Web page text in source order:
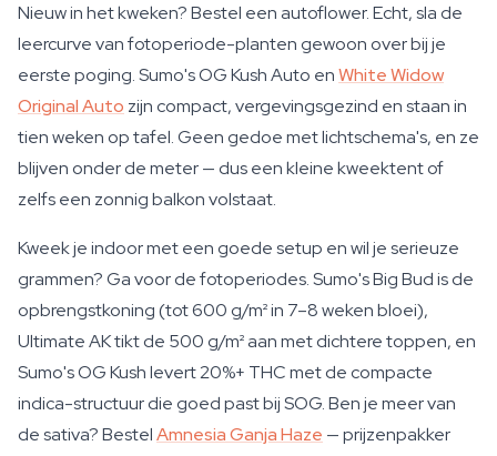
Nieuw in het kweken? Bestel een autoflower. Echt, sla de
leercurve van fotoperiode-planten gewoon over bij je
eerste poging. Sumo's OG Kush Auto enWhite Widow
Original Auto zijn compact, vergevingsgezind en staan in
tien weken op tafel. Geen gedoe met lichtschema's, en ze
blijven onder de meter — dus een kleine kweektent of
zelfs een zonnig balkon volstaat.
Kweek je indoor met een goede setup en wil je serieuze
grammen? Ga voor de fotoperiodes. Sumo's Big Bud is de
opbrengstkoning (tot 600 g/m² in 7–8 weken bloei),
Ultimate AK tikt de 500 g/m² aan met dichtere toppen, en
Sumo's OG Kush levert 20%+ THC met de compacte
indica-structuur die goed past bij SOG. Ben je meer van
de sativa? BestelAmnesia Ganja Haze — prijzenpakker